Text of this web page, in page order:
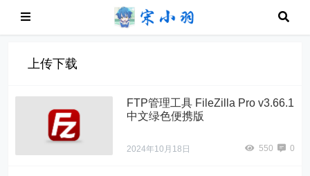
上传下载
FTP管理工具 FileZilla Pro v3.66.1
中文绿色便携版
2024年10月18日 550 0